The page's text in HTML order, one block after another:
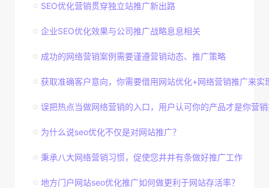
SEO优化营销贯穿独立站推广新出路
企业SEO优化效果与公司推广战略息息相关
成功的网络营销案例需要谨遵营销动态、推广策略
获取准确客户意向，你需要借用网站优化+网络营销推广来实
误把热点当做网络营销的入口，用户认可你的产品才是你营
为什么说seo优化不仅是对网站推广？
秉承八大网络营销习惯，促使您井井有条做好推广工作
地方门户网站seo优化推广如何做更利于网站存活率？